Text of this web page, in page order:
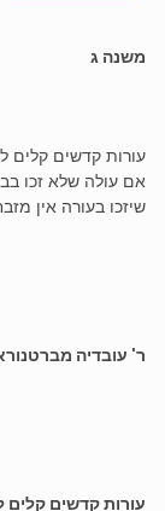
משנה ג
עורות קדשים קלים
אם עולה שלא זכו
שיזכו בעורה אין
ר' עובדיה
עורות קדשים קלים